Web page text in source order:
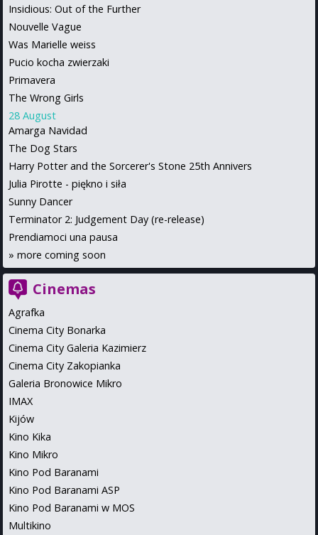
Insidious: Out of the Further
Nouvelle Vague
Was Marielle weiss
Pucio kocha zwierzaki
Primavera
The Wrong Girls
28 August
Amarga Navidad
The Dog Stars
Harry Potter and the Sorcerer's Stone 25th Annivers
Julia Pirotte - piękno i siła
Sunny Dancer
Terminator 2: Judgement Day (re-release)
Prendiamoci una pausa
» more coming soon
Cinemas
Agrafka
Cinema City Bonarka
Cinema City Galeria Kazimierz
Cinema City Zakopianka
Galeria Bronowice Mikro
IMAX
Kijów
Kino Kika
Kino Mikro
Kino Pod Baranami
Kino Pod Baranami ASP
Kino Pod Baranami w MOS
Multikino